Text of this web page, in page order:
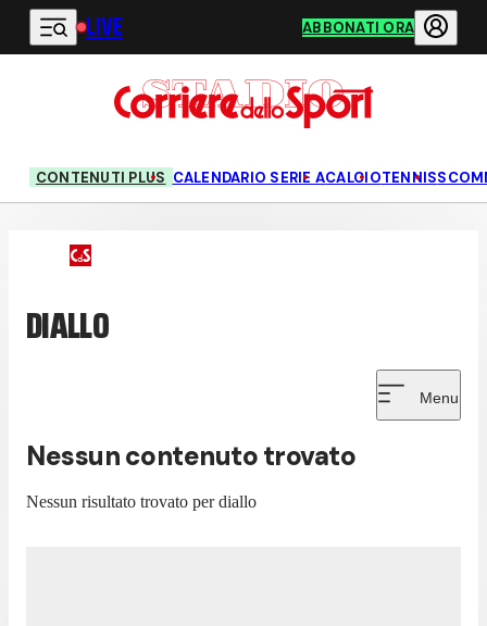
Vai al contenuto principale
LIVE ABBONATI ORA
CONTENUTI PLUS CALENDARIO SERIE ACALCIOTENNIS
DIALLO
Menu
Nessun contenuto trovato
Nessun risultato trovato perdiallo